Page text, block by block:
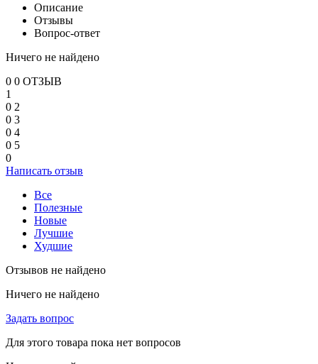
Описание
Отзывы
Вопрос-ответ
Ничего не найдено
0 0 ОТЗЫВ
1
0 2
0 3
0 4
0 5
0
Написать отзыв
Все
Полезные
Новые
Лучшие
Худшие
Отзывов не найдено
Ничего не найдено
Задать вопрос
Для этого товара пока нет вопросов